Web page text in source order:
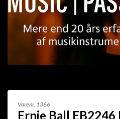
Varenr. 1366
Ernie Ball